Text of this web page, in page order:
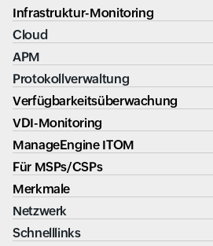
Infrastruktur-Monitoring
Cloud
APM
Protokollverwaltung
Verfügbarkeitsüberwachung
VDI-Monitoring
ManageEngine ITOM
Für MSPs/CSPs
Merkmale
Netzwerk
Schnelllinks